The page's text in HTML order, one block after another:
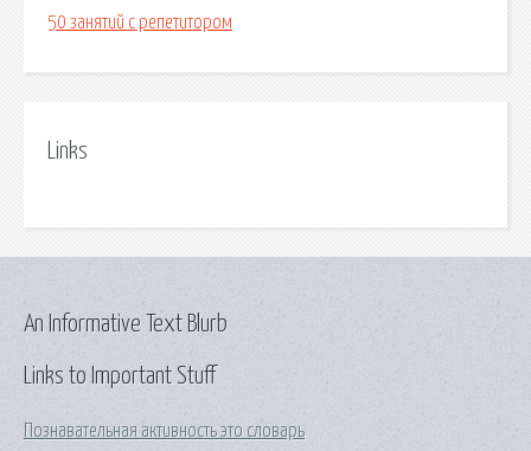
50 занятий с репетитором
Links
Links to Important Stuff
Познавательная активность это словарь
An Informative Text Blurb